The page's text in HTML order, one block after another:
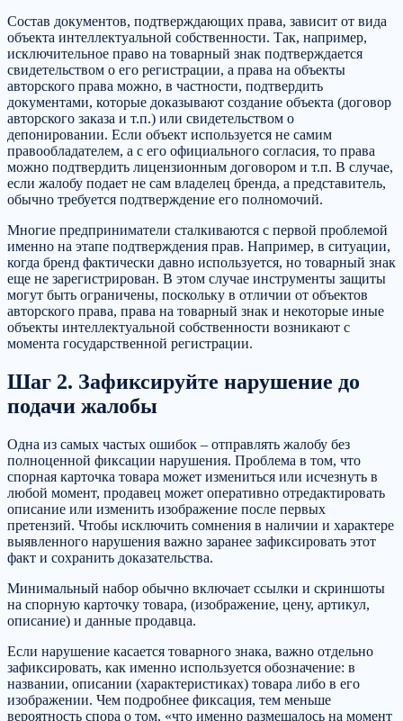
Состав документов, подтверждающих права, зависит от вида
объекта интеллектуальной собственности. Так, например,
исключительное право на товарный знак подтверждается
свидетельством о его регистрации, а права на объекты
авторского права можно, в частности, подтвердить
документами, которые доказывают создание объекта (договор
авторского заказа и т.п.) или свидетельством о
депонировании. Если объект используется не самим
правообладателем, а с его официального согласия, то права
можно подтвердить лицензионным договором и т.п. В случае,
если жалобу подает не сам владелец бренда, а представитель,
обычно требуется подтверждение его полномочий.
Многие предприниматели сталкиваются с первой проблемой
именно на этапе подтверждения прав. Например, в ситуации,
когда бренд фактически давно используется, но товарный знак
еще не зарегистрирован. В этом случае инструменты защиты
могут быть ограничены, поскольку в отличии от объектов
авторского права, права на товарный знак и некоторые иные
объекты интеллектуальной собственности возникают с
момента государственной регистрации.
Шаг 2. Зафиксируйте нарушение до
подачи жалобы
Одна из самых частых ошибок – отправлять жалобу без
полноценной фиксации нарушения. Проблема в том, что
спорная карточка товара может измениться или исчезнуть в
любой момент, продавец может оперативно отредактировать
описание или изменить изображение после первых
претензий. Чтобы исключить сомнения в наличии и характере
выявленного нарушения важно заранее зафиксировать этот
факт и сохранить доказательства.
Минимальный набор обычно включает ссылки и скриншоты
на спорную карточку товара, (изображение, цену, артикул,
описание) и данные продавца.
Если нарушение касается товарного знака, важно отдельно
зафиксировать, как именно используется обозначение: в
названии, описании (характеристиках) товара либо в его
изображении. Чем подробнее фиксация, тем меньше
вероятность спора о том, «что именно размещалось на момент